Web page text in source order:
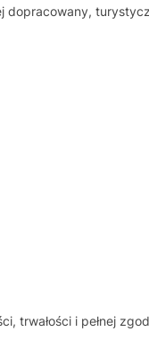
dopracowany,
trwałości i pełnej